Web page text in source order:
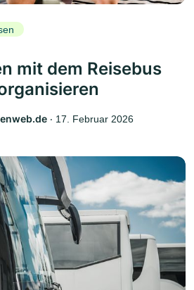
mit dem Reisebus
‧ 17. Februar 2026